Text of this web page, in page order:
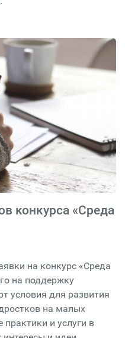
конкурса «Среда
на конкурс «Среда
на поддержку
условия для развития
на малых
и услуги в